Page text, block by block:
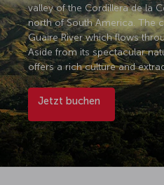
valley of the Cordillera de la
north of South America. The
Guaire River which flows
Aside from its spectacular
offers a rich culture and
Jetzt buchen